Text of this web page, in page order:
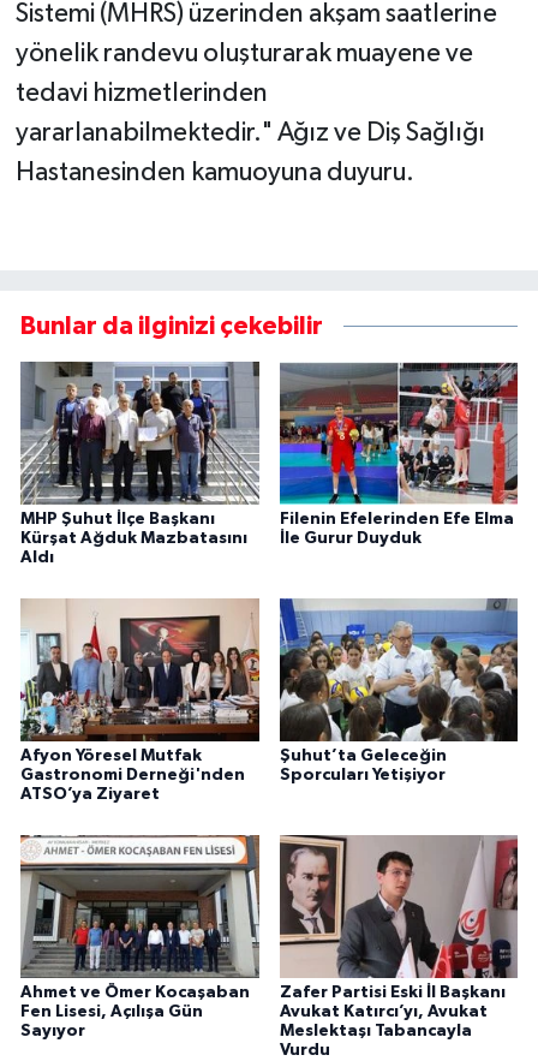
Sistemi (MHRS) üzerinden akşam saatlerine
yönelik randevu oluşturarak muayene ve
tedavi hizmetlerinden
yararlanabilmektedir." Ağız ve Diş Sağlığı
Hastanesinden kamuoyuna duyuru.
Bunlar da ilginizi çekebilir
MHP Şuhut İlçe Başkanı
Kürşat Ağduk Mazbatasını
Aldı
Filenin Efelerinden Efe Elma
İle Gurur Duyduk
Afyon Yöresel Mutfak
Gastronomi Derneği'nden
ATSO’ya Ziyaret
Şuhut’ta Geleceğin
Sporcuları Yetişiyor
Ahmet ve Ömer Kocaşaban
Fen Lisesi, Açılışa Gün
Sayıyor
Zafer Partisi Eski İl Başkanı
Avukat Katırcı’yı, Avukat
Meslektaşı Tabancayla
Vurdu